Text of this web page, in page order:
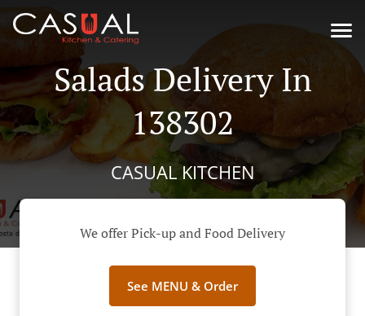
Salads Delivery In
138302
CASUAL KITCHEN
We offer Pick-up and Food Delivery
See MENU & Order